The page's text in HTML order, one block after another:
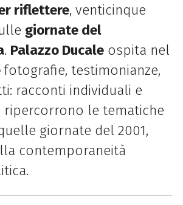
riflettere, venticinque
giornate del
. Palazzo Ducaleospita nel
fotografie, testimonianze,
racconti individuali e
le tematiche
giornate del 2001,
contemporaneità